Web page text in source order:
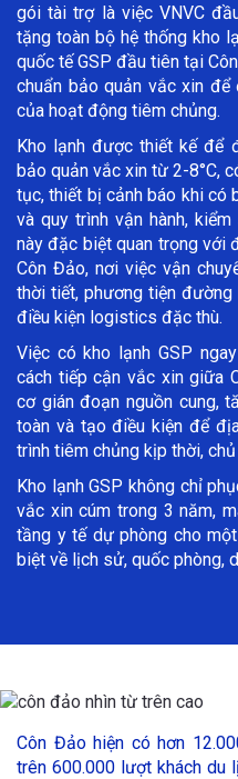
gói tài trợ là việc VNVC
tặng toàn bộ hệ thống kho
quốc tế GSP đầu tiên tại
chuẩn bảo quản vắc xin để
của hoạt động tiêm chủng.
Kho lạnh được thiết kế để
bảo quản vắc xin từ 2-8°C,
tục, thiết bị cảnh báo khi có
và quy trình vận hành,
này đặc biệt quan trọng với
Côn Đảo, nơi việc vận
thời tiết, phương tiện đường
điều kiện logistics đặc thù.
Việc có kho lạnh GSP
cách tiếp cận vắc xin giữa
cơ gián đoạn nguồn cung,
toàn và tạo điều kiện để
trình tiêm chủng kịp thời,
Kho lạnh GSP không chỉ
vắc xin cúm trong 3 năm,
tầng y tế dự phòng cho
biệt về lịch sử, quốc phòng,
Côn Đảo hiện có hơn
trên 600.000 lượt khách du